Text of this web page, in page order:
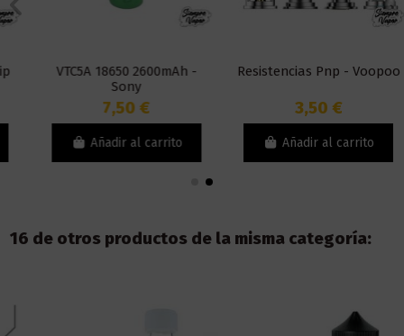
VTC5A 18650 2600mAh -
Sony
7,50 €
Añadir al carrito
Resistencias Pnp - Voopoo
3,50 €
Añadir al carrito
16 de otros productos de la misma categoría: